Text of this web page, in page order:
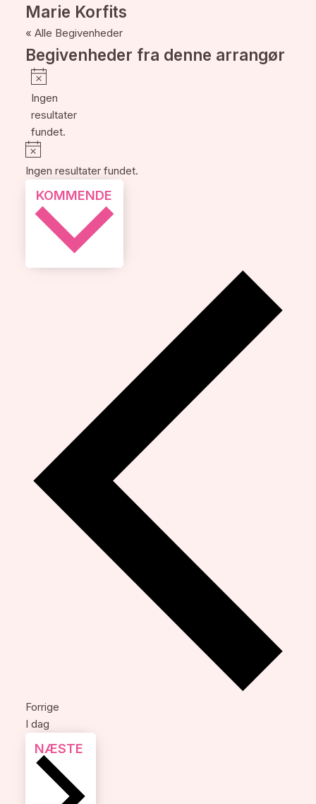
Marie Korfits
« Alle Begivenheder
Begivenheder fra denne arrangør
Notice
Ingen
resultater
fundet.
Notice
Ingen resultater fundet.
KOMMENDE
ForrigeBegivenheder
I dag
NÆSTE